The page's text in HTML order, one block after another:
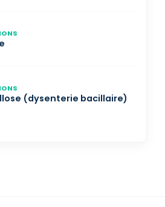
(dysenterie bacillaire)